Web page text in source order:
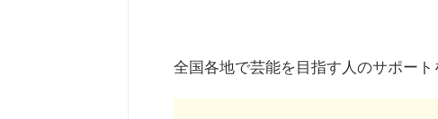
全国各地で芸能を目指す人のサポー